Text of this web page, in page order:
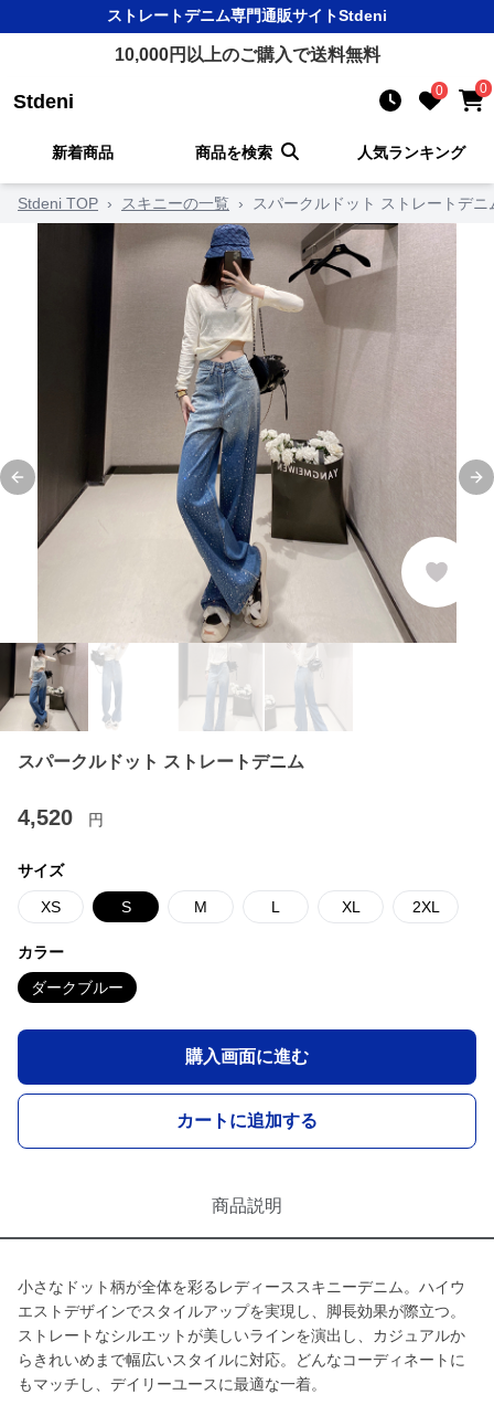
ストレートデニム専門通販サイトStdeni
10,000円以上のご購入で送料無料
Stdeni 0 0
新着商品 商品を検索 人気ランキング
Stdeni TOP › スキニーの一覧 › スパークルドット ストレートデニ
Previous slide
スパークルドット ストレートデニム
4,520 円
サイズ
XS S M L XL 2XL
カラー
ダークブルー
購入画面に進む
カートに追加する
商品説明
小さなドット柄が全体を彩るレディーススキニーデニム。ハイウ
エストデザインでスタイルアップを実現し、脚長効果が際立つ。
ストレートなシルエットが美しいラインを演出し、カジュアルか
らきれいめまで幅広いスタイルに対応。どんなコーディネートに
もマッチし、デイリーユースに最適な一着。